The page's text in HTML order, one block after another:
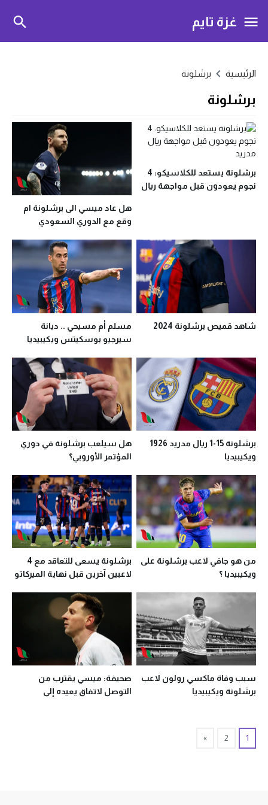
غزة تايم
الرئيسية برشلونة
برشلونة
برشلونة يستعد للكلاسيكو: 4
نجوم يعودون قبل مواجهة ريال
هل عاد ميسي الى برشلونة ام
وقع مع الدوري السعودي
شاهد قميص برشلونة 2024
مسلم أم مسيحي .. ديانة
سيرجيو بوسكيتس ويكيبيديا
برشلونة 15-1 ريال مدريد 1926
ويكيبيديا
هل سيلعب برشلونة في دوري
المؤتمر الأوروبي؟
من هو جافي لاعب برشلونة على
ويكيبيديا ؟
برشلونة يسعى للتعاقد مع 4
لاعبين آخرين قبل نهاية الميركاتو
سبب وفاة ماكسي رولون لاعب
برشلونة ويكيبيديا
صحيفة: ميسي يقترب من
التوصل لاتفاق يعيده إلى
1
2
»